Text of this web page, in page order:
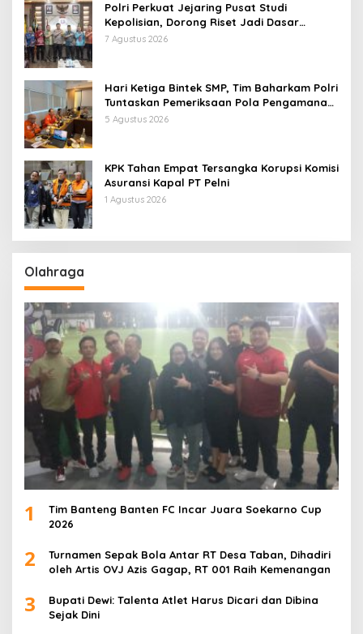
Polri Perkuat Jejaring Pusat Studi
Kepolisian, Dorong Riset Jadi Dasar
Kebijakan dan Inovasi
7 Agustus 2026
Hari Ketiga Bintek SMP, Tim Baharkam Polri
Tuntaskan Pemeriksaan Pola Pengamanan
Pertamina Patra Niaga Jabar
5 Agustus 2026
KPK Tahan Empat Tersangka Korupsi Komisi
Asuransi Kapal PT Pelni
1 Agustus 2026
Olahraga
1
Tim Banteng Banten FC Incar Juara Soekarno Cup
2026
2
Turnamen Sepak Bola Antar RT Desa Taban, Dihadiri
oleh Artis OVJ Azis Gagap, RT 001 Raih Kemenangan
3
Bupati Dewi: Talenta Atlet Harus Dicari dan Dibina
Sejak Dini